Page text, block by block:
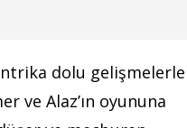
dolu gelişmelerle
ve Alaz’ın oyununa